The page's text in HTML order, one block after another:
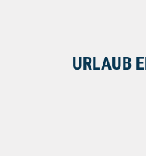
URLAUB